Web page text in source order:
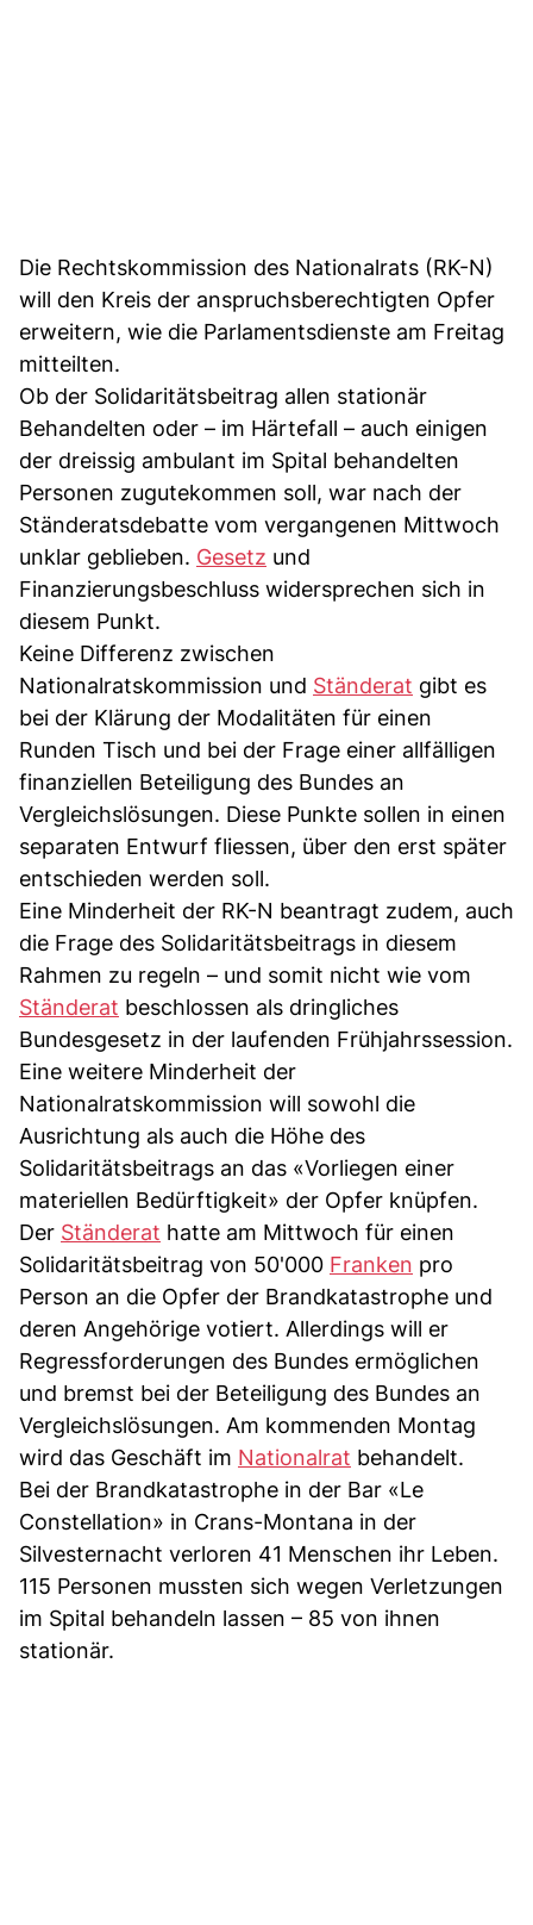
Die Rechtskommission des Nationalrats (RK-N)
will den Kreis der anspruchsberechtigten Opfer
erweitern, wie die Parlamentsdienste am Freitag
mitteilten.
Ob der Solidaritätsbeitrag allen stationär
Behandelten oder – im Härtefall – auch einigen
der dreissig ambulant im Spital behandelten
Personen zugutekommen soll, war nach der
Ständeratsdebatte vom vergangenen Mittwoch
unklar geblieben. Gesetz und
Finanzierungsbeschluss widersprechen sich in
diesem Punkt.
Keine Differenz zwischen
Nationalratskommission und Ständerat gibt es
bei der Klärung der Modalitäten für einen
Runden Tisch und bei der Frage einer allfälligen
finanziellen Beteiligung des Bundes an
Vergleichslösungen. Diese Punkte sollen in einen
separaten Entwurf fliessen, über den erst später
entschieden werden soll.
Eine Minderheit der RK-N beantragt zudem, auch
die Frage des Solidaritätsbeitrags in diesem
Rahmen zu regeln – und somit nicht wie vom
Ständerat beschlossen als dringliches
Bundesgesetz in der laufenden Frühjahrssession.
Eine weitere Minderheit der
Nationalratskommission will sowohl die
Ausrichtung als auch die Höhe des
Solidaritätsbeitrags an das «Vorliegen einer
materiellen Bedürftigkeit» der Opfer knüpfen.
Der Ständerat hatte am Mittwoch für einen
Solidaritätsbeitrag von 50'000 Franken pro
Person an die Opfer der Brandkatastrophe und
deren Angehörige votiert. Allerdings will er
Regressforderungen des Bundes ermöglichen
und bremst bei der Beteiligung des Bundes an
Vergleichslösungen. Am kommenden Montag
wird das Geschäft im Nationalrat behandelt.
Bei der Brandkatastrophe in der Bar «Le
Constellation» in Crans-Montana in der
Silvesternacht verloren 41 Menschen ihr Leben.
115 Personen mussten sich wegen Verletzungen
im Spital behandeln lassen – 85 von ihnen
stationär.